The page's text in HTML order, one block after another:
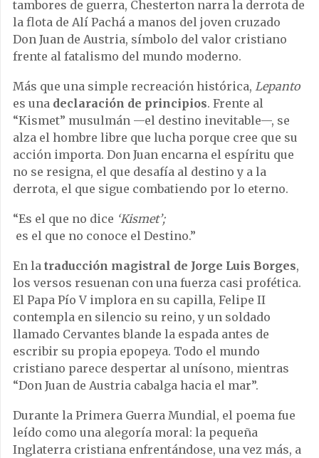
tambores de guerra, Chesterton narra la derrota de
la flota de Alí Pachá a manos del joven cruzado
Don Juan de Austria, símbolo del valor cristiano
frente al fatalismo del mundo moderno.
Más que una simple recreación histórica, Lepanto
es una declaración de principios. Frente al
“Kismet” musulmán —el destino inevitable—, se
alza el hombre libre que lucha porque cree que su
acción importa. Don Juan encarna el espíritu que
no se resigna, el que desafía al destino y a la
derrota, el que sigue combatiendo por lo eterno.
“Es el que no dice ‘Kismet’;
es el que no conoce el Destino.”
En la traducción magistral de Jorge Luis Borges,
los versos resuenan con una fuerza casi profética.
El Papa Pío V implora en su capilla, Felipe II
contempla en silencio su reino, y un soldado
llamado Cervantes blande la espada antes de
escribir su propia epopeya. Todo el mundo
cristiano parece despertar al unísono, mientras
“Don Juan de Austria cabalga hacia el mar”.
Durante la Primera Guerra Mundial, el poema fue
leído como una alegoría moral: la pequeña
Inglaterra cristiana enfrentándose, una vez más, a